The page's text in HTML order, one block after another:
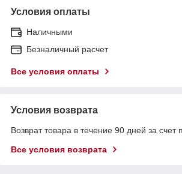
Условия оплаты
Наличными
Безналичный расчет
Все условия оплаты
Условия возврата
Возврат товара в течение 90 дней за счет
Все условия возврата